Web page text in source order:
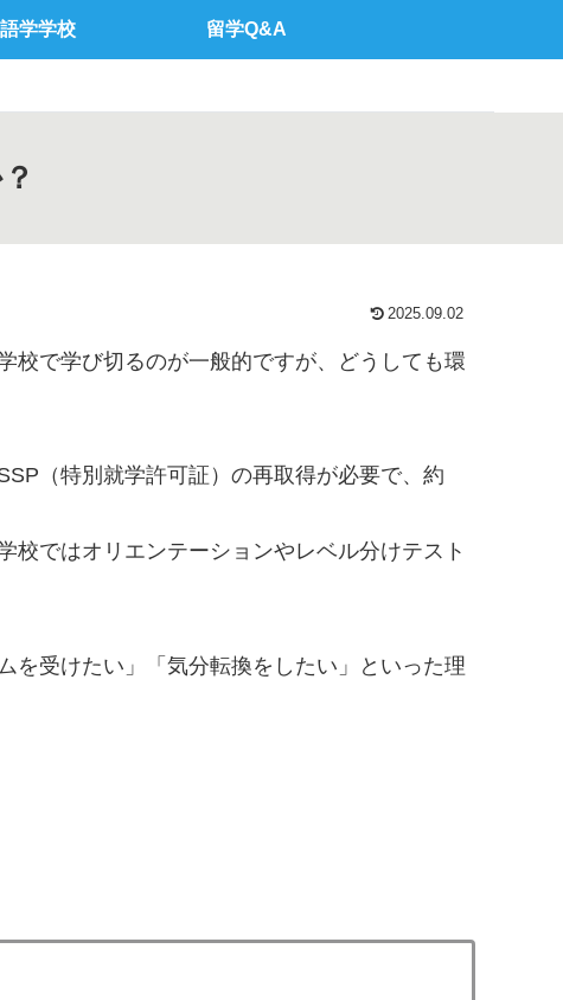
語学学校 留学Q&A
2025.09.02
校で学び切るのが一般的ですが、どうしても環
（特別就学許可証）の再取得が必要で、約
校ではオリエンテーションやレベル分けテスト
を受けたい」「気分転換をしたい」といった理